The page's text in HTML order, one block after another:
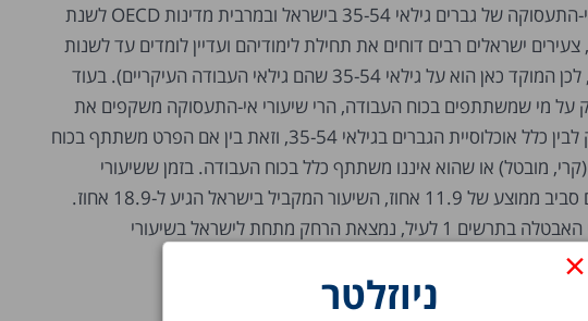
×
ניוזלטר
תרשים 2 מציג את שיעורי אי-התעסוקה של גברים גילאי 35-54 בישראל ובמרבית מדינות OECD לשנת
צעירים ישראלים רבים דוחים את תחילת לימודיהם ועדיין לומדים עד לשנות
העשרים המאוחרות בחייהם, לכן המוקד כאן הוא על גילאי 35-54 שהם גילאי העבודה העיקריים). בעוד
על מי שמשתתפים בכוח העבודה, הרי שיעורי אי-התעסוקה משקפים את
היחס בין כל מי שאינו מועסק לבין כלל אוכלוסיית הגברים בגילאי 35-54, וזאת בין אם הפרט משתתף בכוח
מובטל) או שהוא איננו משתתף כלל בכוח העבודה. בזמן ששיעורי
אי-התעסוקה ב-OECD נעים סביב ממוצע של 11.9 אחוז, השיעור המקביל בישראל הגיע ל-18.9 אחוז.
אפילו ספרד, שיאנית שיעורי האבטלה בתרשים 1 לעיל, נמצאת הרחק מתחת לישראל בשיעורי